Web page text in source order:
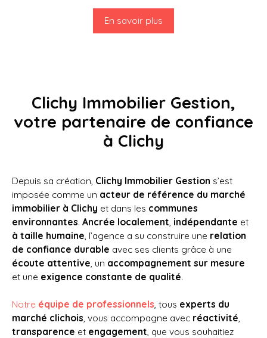
En savoir plus
Clichy Immobilier Gestion,
votre partenaire de confiance
à Clichy
Depuis sa création, Clichy Immobilier Gestion s’est
imposée comme un acteur de référence du marché
immobilier à Clichy et dans les communes
environnantes. Ancrée localement indépendante et
à taille humaine , l’agence a su construire une relation
de confiance durable avec ses clients grâce à une
écoute attentive , un accompagnement sur mesure
et une exigence constante de qualité.
Notre équipe de professionnels , tous experts du
marché clichois , vous accompagne avec réactivité
transparence et engagement , que vous souhaitiez